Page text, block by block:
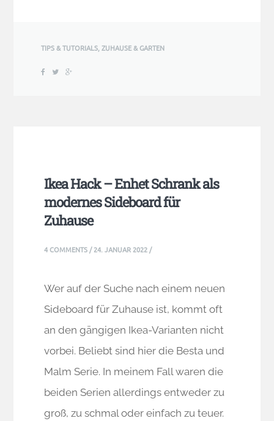
TIPS & TUTORIALS,ZUHAUSE & GARTEN
Ikea Hack – Enhet Schrank als
modernes Sideboard für
Zuhause
4 COMMENTS /24. JANUAR 2022 /
Wer auf der Suche nach einem neuen
Sideboard für Zuhause ist, kommt oft
an den gängigen Ikea-Varianten nicht
vorbei. Beliebt sind hier die Besta und
Malm Serie. In meinem Fall waren die
beiden Serien allerdings entweder zu
groß, zu schmal oder einfach zu teuer.